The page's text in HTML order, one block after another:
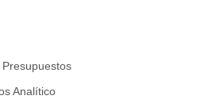
Analítico